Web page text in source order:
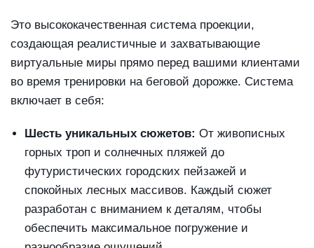
Это высококачественная система проекции,
создающая реалистичные и захватывающие
виртуальные миры прямо перед вашими клиентами
во время тренировки на беговой дорожке. Система
включает в себя:
Шесть уникальных сюжетов: От живописных
горных троп и солнечных пляжей до
футуристических городских пейзажей и
спокойных лесных массивов. Каждый сюжет
разработан с вниманием к деталям, чтобы
обеспечить максимальное погружение и